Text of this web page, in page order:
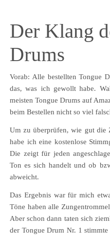
Der Klang
Drums
Vorab: Alle bestellten Tongue
das, was ich gewollt habe.
meisten Tongue Drums auf
beim Bestellen nicht so viel
Um zu überprüfen, wie gut die
habe ich eine kostenlose
Die zeigt für jeden
Ton es sich handelt und ob
abweicht.
Das Ergebnis war für mich
Töne haben alle
Aber schon dann taten sich
der Tongue Drum Nr. 1